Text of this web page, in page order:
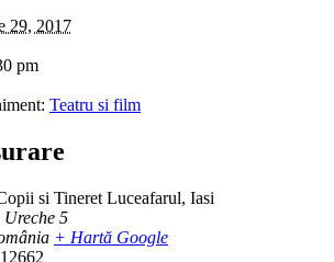
29, 2017
pm
Teatru si film
si Tineret Luceafarul, Iasi
5
+ Hartă Google